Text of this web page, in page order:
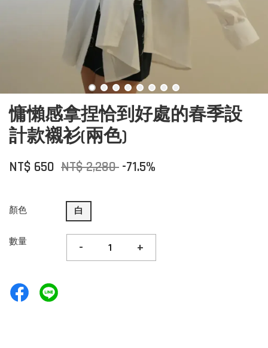
慵懶感拿捏恰到好處的春季設
計款襯衫(兩色)
NT$ 650 NT$ 2,280 -71.5%
顏色 白
數量 - +